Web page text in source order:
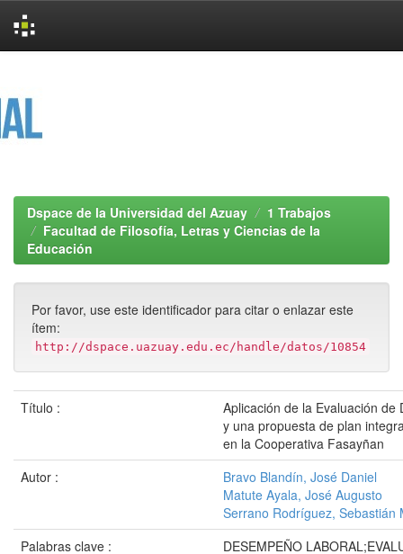
Dspace de la Universidad del Azuay
1 Trabajos
Facultad de Filosofía, Letras y Ciencias de la
Educación
Por favor, use este identificador para citar o enlazar este
ítem:
http://dspace.uazuay.edu.ec/handle/datos/10854
Título :
Aplicación de la Evaluación de
y una propuesta de plan
en la Cooperativa Fasayñan
Autor :
Bravo Blandín, José Daniel
Matute Ayala, José Augusto
Serrano Rodríguez, Sebastián
Palabras clave :
DESEMPEÑO